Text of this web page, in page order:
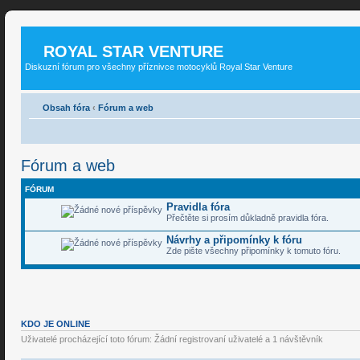
ROYAL STAR VENTURE
Diskuzní fórum pro všechny příznivce motocyklů Royal Star Venture
Obsah fóra ‹ Fórum a web
Fórum a web
FÓRUM
Pravidla fóra
Přečtěte si prosím důkladně pravidla fóra.
Návrhy a připomínky k fóru
Zde pište všechny připomínky k tomuto fóru.
KDO JE ONLINE
Uživatelé procházející toto fórum: Žádní registrovaní uživatelé a 1 návštěvník